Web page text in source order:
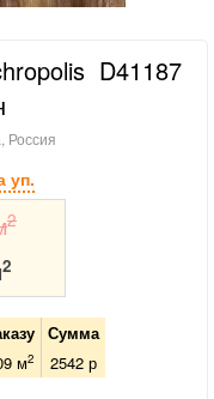
D41187
Россия
уп.
2
2
Сумма
м2 2542р